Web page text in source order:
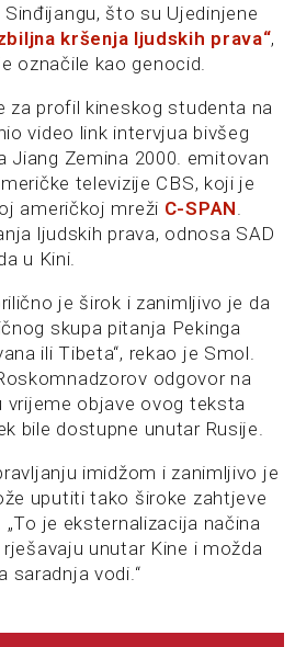
što su Ujedinjene
kršenja ljudskih prava“,
označile kao genocid.
za profil kineskog studenta na
video link intervjua bivšeg
Jiang Zemina 2000. emitovan
televizije CBS, koji je
američkoj mreži C-SPAN.
ljudskih prava, odnosa SAD
u Kini.
je širok i zanimljivo je da
skupa pitanja Pekinga
ili Tibeta“, rekao je Smol.
odgovor na
vrijeme objave ovog teksta
bile dostupne unutar Rusije.
imidžom i zanimljivo je
uputiti tako široke zahtjeve
„To je eksternalizacija načina
unutar Kine i možda
saradnja vodi.“